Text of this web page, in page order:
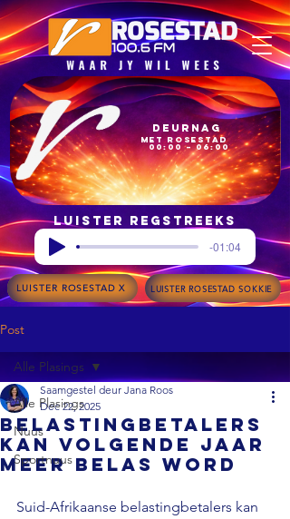
00:00 – 06:00
met Rosestad
Deurnag
Luister regstreeks
-01:04
LUISTER ROSESTAD X LUISTER ROSESTAD SOKKIE
Post
Alle Plasings
Nuus
Sportnuus
Alle Plasings
Belastingbetalers
kan volgende jaar
meer belas word
Saamgestel deur Jana Roos
Dec 22, 2025
Suid-Afrikaanse belastingbetalers kan